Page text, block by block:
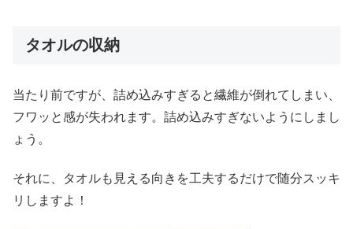
タオルの収納
当たり前ですが、詰め込みすぎると繊維が倒れてしまい、
フワッと感が失われます。詰め込みすぎないようにしまし
ょう。
それに、タオルも見える向きを工夫するだけで随分スッキ
リしますよ！